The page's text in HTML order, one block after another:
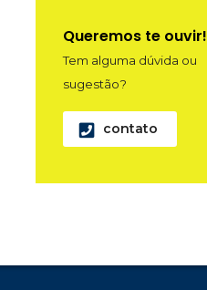
Queremos te ouvir!
Tem alguma dúvida ou
sugestão?
contato